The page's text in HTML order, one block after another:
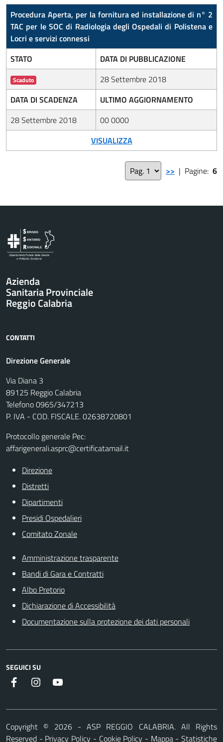
Procedura Aperta, per la fornitura ed installazione di n° 2
TAC per le SOC di Radiologia degli Ospedali di Polistena e
Locri e servizi connessi
STATO
DATA DI PUBBLICAZIONE
Scaduto
28 Settembre 2018
DATA DI SCADENZA
ULTIMO AGGIORNAMENTO
28 Settembre 2018
00 0000
VISUALIZZA
>> | Pagine: 6
Azienda
Sanitaria Provinciale
Reggio Calabria
CONTATTI
Direzione Generale
Via Diana 3
89125 Reggio Calabria
Telefono 0965/347213
P. IVA - COD. FISCALE. 02638720801
Protocollo generale Pec:
affarigenerali.asprc@certificatamail.it
Direzione
Distretti
Dipartimenti
Presidi Ospedalieri
Comitato Zonale
Amministrazione trasparente
Bandi di Gara e Contratti
Albo Pretorio
Dichiarazione di Accessibilità
Documentazione sulla protezione dei dati personali
SEGUICI SU
Facebook Instagram
Copyright © 2026 - ASP REGGIO CALABRIA. All Rights
Reserved - Privacy Policy - Cookie Policy - Mappa-Statistiche